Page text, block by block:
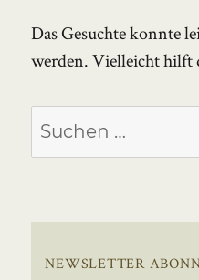
Das Gesuchte konnte
werden. Vielleicht hilft
Suchen
nach:
NEWSLETTER